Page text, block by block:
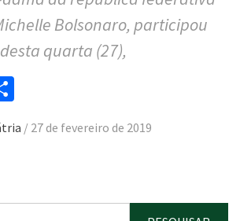
Bolsonaro, participou
quarta (27),
/ 27 de fevereiro de 2019